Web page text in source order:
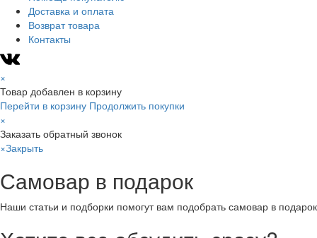
Доставка и оплата
Возврат товара
Контакты
×
Товар добавлен в корзину
Перейти в корзину Продолжить покупки
×
Заказать обратный звонок
×Закрыть
Самовар в подарок
Наши статьи и подборки помогут вам подобрать самовар в подарок